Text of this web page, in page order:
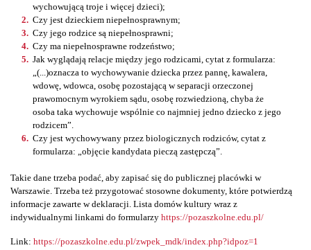
wychowującą troje i więcej dzieci);
Czy jest dzieckiem niepełnosprawnym;
Czy jego rodzice są niepełnosprawni;
Czy ma niepełnosprawne rodzeństwo;
Jak wyglądają relacje między jego rodzicami, cytat z formularza:
„(...)oznacza to wychowywanie dziecka przez pannę, kawalera,
wdowę, wdowca, osobę pozostającą w separacji orzeczonej
prawomocnym wyrokiem sądu, osobę rozwiedzioną, chyba że
osoba taka wychowuje wspólnie co najmniej jedno dziecko z jego
rodzicem”.
Czy jest wychowywany przez biologicznych rodziców, cytat z
formularza: „objęcie kandydata pieczą zastępczą”.
Takie dane trzeba podać, aby zapisać się do publicznej placówki w
Warszawie. Trzeba też przygotować stosowne dokumenty, które potwierdzą
informacje zawarte w deklaracji. Lista domów kultury wraz z
indywidualnymi linkami do formularzy https://pozaszkolne.edu.pl/
Link: https://pozaszkolne.edu.pl/zwpek_mdk/index.php?idpoz=1